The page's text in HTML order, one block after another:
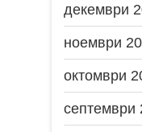
декември
ноември
октомври
септември